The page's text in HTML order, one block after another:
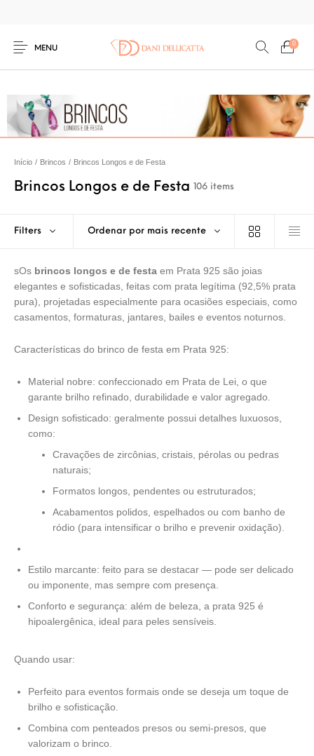
MENU
0
Início / Brincos / Brincos Longos e de Festa
Brincos Longos e de Festa 106 items
Filters Ordenar por mais recente
sOs brincos longos e de festa em Prata 925 são joias
elegantes e sofisticadas, feitas com prata legítima (92,5% prata
pura), projetadas especialmente para ocasiões especiais, como
casamentos, formaturas, jantares, bailes e eventos noturnos.
Características do brinco de festa em Prata 925:
Material nobre: confeccionado em Prata de Lei, o que
garante brilho refinado, durabilidade e valor agregado.
Design sofisticado: geralmente possui detalhes luxuosos,
como:
Cravações de zircônias, cristais, pérolas ou pedras
naturais;
Formatos longos, pendentes ou estruturados;
Acabamentos polidos, espelhados ou com banho de
ródio (para intensificar o brilho e prevenir oxidação).
Estilo marcante: feito para se destacar — pode ser delicado
ou imponente, mas sempre com presença.
Conforto e segurança: além de beleza, a prata 925 é
hipoalergênica, ideal para peles sensíveis.
Quando usar:
Perfeito para eventos formais onde se deseja um toque de
brilho e sofisticação.
Combina com penteados presos ou semi-presos, que
valorizam o brinco.